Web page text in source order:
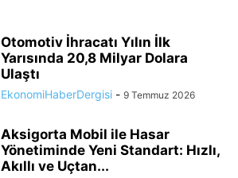
Otomotiv İhracatı Yılın İlk
Yarısında 20,8 Milyar Dolara
Ulaştı
EkonomiHaberDergisi - 9 Temmuz 2026
Aksigorta Mobil ile Hasar
Yönetiminde Yeni Standart: Hızlı,
Akıllı ve Uçtan...